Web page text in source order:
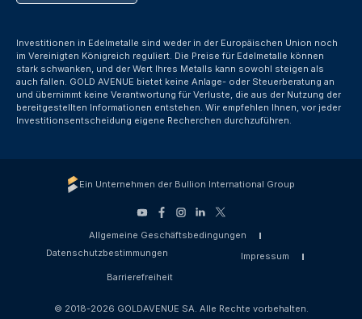
Investitionen in Edelmetalle sind weder in der Europäischen Union noch
im Vereinigten Königreich reguliert. Die Preise für Edelmetalle können
stark schwanken, und der Wert Ihres Metalls kann sowohl steigen als
auch fallen. GOLD AVENUE bietet keine Anlage- oder Steuerberatung an
und übernimmt keine Verantwortung für Verluste, die aus der Nutzung der
bereitgestellten Informationen entstehen. Wir empfehlen Ihnen, vor jeder
Investitionsentscheidung eigene Recherchen durchzuführen.
Ein Unternehmen der Bullion International Group
Allgemeine Geschäftsbedingungen
Datenschutzbestimmungen
Impressum
Barrierefreiheit
© 2018-2026 GOLDAVENUE SA. Alle Rechte vorbehalten.